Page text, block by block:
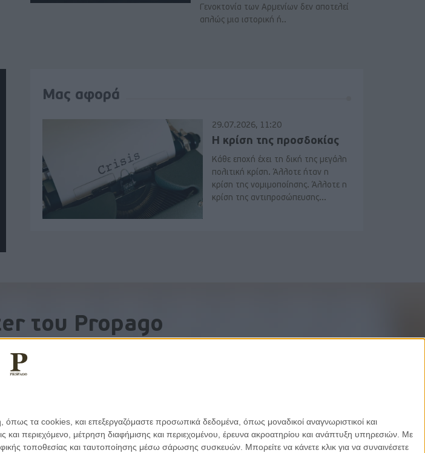
τα cookies, και επεξεργαζόμαστε προσωπικά δεδομένα, όπως μοναδικοί αναγνωριστικοί και
περιεχόμενο, μέτρηση διαφήμισης και περιεχομένου, έρευνα ακροατηρίου και ανάπτυξη υπηρεσιών. Με
τοποθεσίας και ταυτοποίησης μέσω σάρωσης συσκευών. Μπορείτε να κάνετε κλικ για να συναινέσετε
Γενοκτονία των Αρμενίων δεν αποτελεί
απλώς μια ιστορική ή..
Μας αφορά
29.07.2026, 11:20
Η κρίση της προσδοκίας
Κάθε εποχή έχει τη δική της μεγάλη
πολιτική κρίση. Άλλοτε ήταν η
κρίση της νομιμοποίησης. Άλλοτε η
κρίση της αντιπροσώπευσης...
του Propago
της ημέρας στο email σας